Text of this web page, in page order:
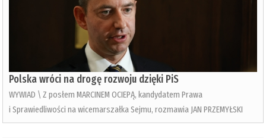
Polska wróci na drogę rozwoju dzięki PiS
WYWIAD \ Z posłem MARCINEM OCIEPĄ, kandydatem Prawa
i Sprawiedliwości na wicemarszałka Sejmu, rozmawia JAN PRZEMYŁSKI